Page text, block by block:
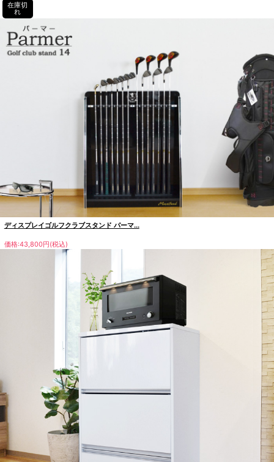
在庫切
れ
ディスプレイゴルフクラブスタンド パーマ...
価格:43,800円(税込)